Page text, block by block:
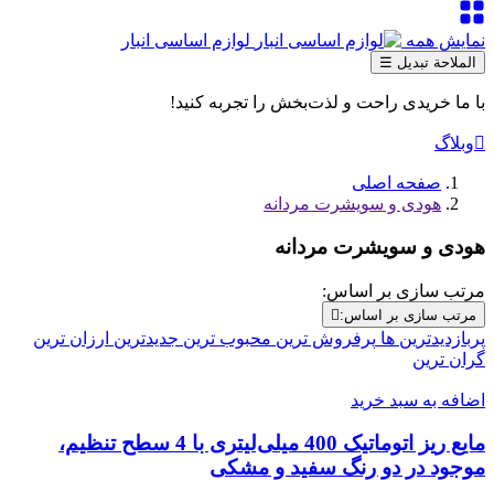
نمایش همه لوازم اساسی انبار
الملاحة تبديل
با ما خریدی راحت و لذت‌بخش را تجربه کنید!
وبلاگ
صفحه اصلی
هودی و سویشرت مردانه
هودی و سویشرت مردانه
مرتب سازی بر اساس:
مرتب سازی بر اساس: 
پربازدیدترین ها پرفروش ترین محبوب ترین جدیدترین ارزان ترین
گران ترین
اضافه به سبد خرید
مایع ریز اتوماتیک 400 میلی‌لیتری با 4 سطح تنظیم،
موجود در دو رنگ سفید و مشکی